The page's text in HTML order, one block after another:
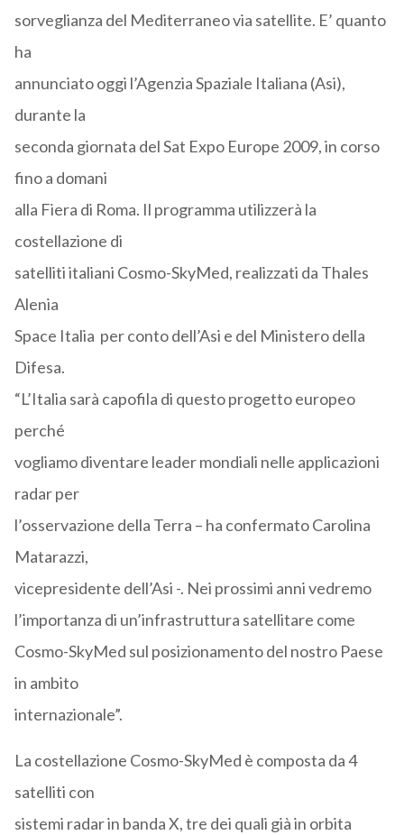
sorveglianza del Mediterraneo via satellite. E’ quanto
ha
annunciato oggi l’Agenzia Spaziale Italiana (Asi),
durante la
seconda giornata del Sat Expo Europe 2009, in corso
fino a domani
alla Fiera di Roma. Il programma utilizzerà la
costellazione di
satelliti italiani Cosmo-SkyMed, realizzati da Thales
Alenia
Space Italia per conto dell’Asi e del Ministero della
Difesa.
“L’Italia sarà capofila di questo progetto europeo
perché
vogliamo diventare leader mondiali nelle applicazioni
radar per
l’osservazione della Terra – ha confermato Carolina
Matarazzi,
vicepresidente dell’Asi -. Nei prossimi anni vedremo
l’importanza di un’infrastruttura satellitare come
Cosmo-SkyMed sul posizionamento del nostro Paese
in ambito
internazionale”.
La costellazione Cosmo-SkyMed è composta da 4
satelliti con
sistemi radar in banda X, tre dei quali già in orbita